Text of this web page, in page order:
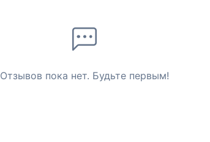
Отзывов пока нет. Будьте первым!